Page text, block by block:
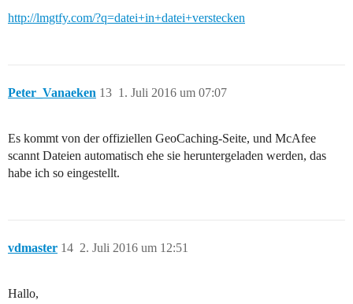
http://lmgtfy.com/?q=datei+in+datei+verstecken
Peter_Vanaeken 1. Juli 2016 um 07:07
13
Es kommt von der offiziellen GeoCaching-Seite, und McAfee
scannt Dateien automatisch ehe sie heruntergeladen werden, das
habe ich so eingestellt.
vdmaster 2. Juli 2016 um 12:51
14
Hallo,